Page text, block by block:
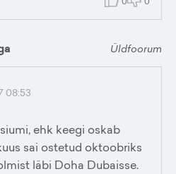
Üldfoorum
08:53
ehk keegi oskab
sai ostetud oktoobriks
läbi Doha Dubaisse.